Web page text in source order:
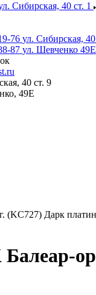
Сибирская, 40 ст. 1
76 ул. Сибирская, 40
87 ул. Шевченко 49Е
40 ст. 9
49Е
(KC727) Дарк